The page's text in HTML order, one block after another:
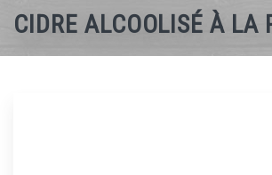
CIDRE ALCOOLISÉ À LA